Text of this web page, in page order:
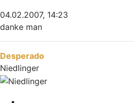
04.02.2007, 14:23
danke man
Nach oben
Desperado
Niedlinger